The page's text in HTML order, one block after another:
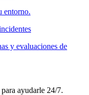
entorno.
y evaluaciones de
ayudarle 24/7.